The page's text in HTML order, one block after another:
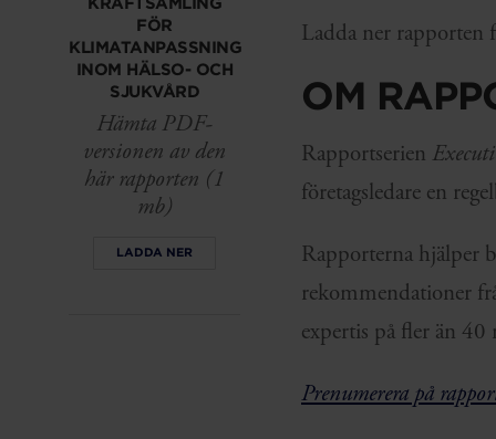
FÖR
KLIMATANPASSNING
INOM HÄLSO- OCH
SJUKVÅRD
Hämta PDF-
versionen av den
här rapporten (1
mb)
LADDA NER
Ladda ner rapporten
OM
Rapportserien
företagsledare en
Rapporterna hjälper
rekommendationer
expertis på fler än 40
Prenumerera på